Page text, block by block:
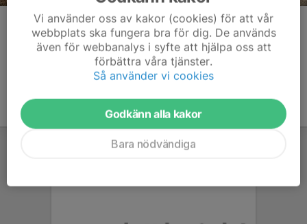
Kommentarer
Vi använder oss av kakor (cookies) för att vår
webbplats ska fungera bra för dig. De används
även för webbanalys i syfte att hjälpa oss att
förbättra våra tjänster.
Så använder vi cookies
Godkänn alla kakor
Bara nödvändiga